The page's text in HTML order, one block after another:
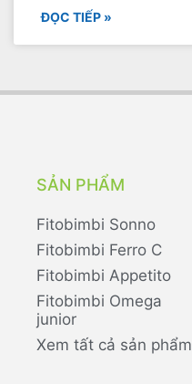
ĐỌC TIẾP »
SẢN PHẨM
Fitobimbi Sonno
Fitobimbi Ferro C
Fitobimbi Appetito
Fitobimbi Omega
junior
Xem tất cả sản phẩm